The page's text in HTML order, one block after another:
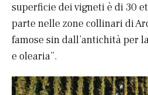
superficie dei vigneti è di 30
parte nelle zone collinari di
famose sin dall’antichità per
e olearia”.